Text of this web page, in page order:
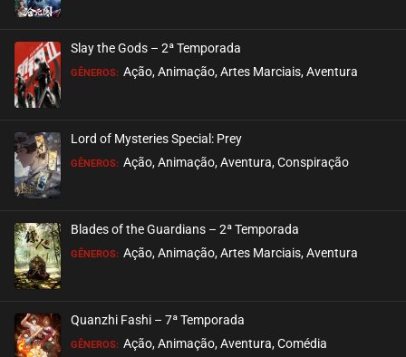
EPISÓDIO 13
EPISÓDIO 12
EPISÓDIO 11
EPISÓDIO 10
Slay the Gods – 2ª Temporada
GÊNEROS: Ação, Animação, Artes Marciais, Aventura
Lord of Mysteries Special: Prey
GÊNEROS: Ação, Animação, Aventura, Conspiração
Blades of the Guardians – 2ª Temporada
GÊNEROS: Ação, Animação, Artes Marciais, Aventura
Quanzhi Fashi – 7ª Temporada
GÊNEROS: Ação, Animação, Aventura, Comédia